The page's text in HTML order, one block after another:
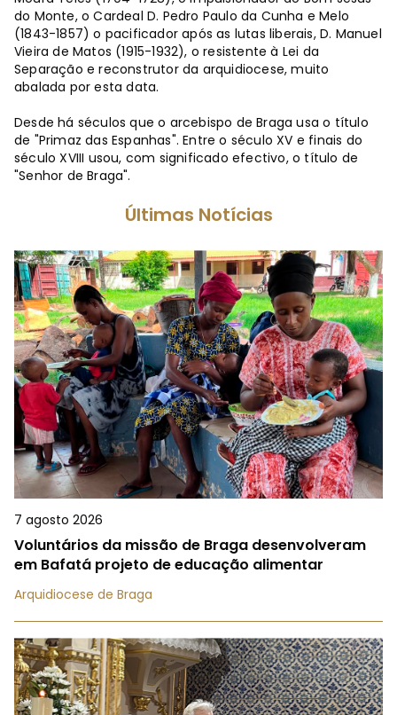
do Monte, o Cardeal D. Pedro Paulo da Cunha e Melo
(1843-1857) o pacificador após as lutas liberais, D. Manuel
Vieira de Matos (1915-1932), o resistente à Lei da
Separação e reconstrutor da arquidiocese, muito
abalada por esta data.
Desde há séculos que o arcebispo de Braga usa o título
de "Primaz das Espanhas". Entre o século XV e finais do
século XVIII usou, com significado efectivo, o título de
"Senhor de Braga".
Últimas Notícias
7 agosto 2026
Voluntários da missão de Braga desenvolveram
em Bafatá projeto de educação alimentar
Arquidiocese de Braga